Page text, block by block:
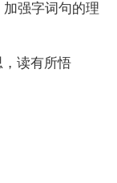
强字词句的理
读有所悟